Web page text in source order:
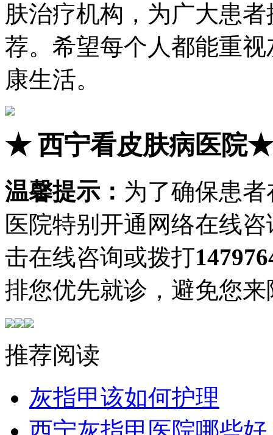
肤治疗机构，为广大患
荐。希望每个人都能重
康生活。
★西宁看皮肤病医院★
温馨提示： 为了确保患
医院特别开通网络在线
击在线咨询或拨打
排您优先就诊，避免您
推荐阅读
灰指甲该如何护理